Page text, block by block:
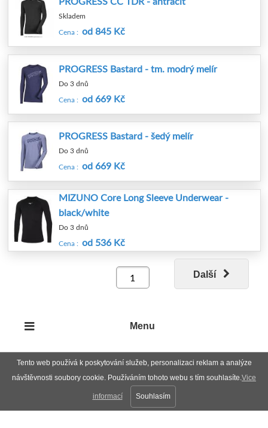
Tento web používá k poskytování služeb, personalizaci reklam a analýze
návštěvnosti soubory cookie. Používáním tohoto webu s tím souhlasíte.Vice
informací Souhlasím
Skladem
Cena : od 845 Kč
PROGRESS Bastard - tm. modrý melír
Do 3 dnů
Cena : od 669 Kč
PROGRESS Bastard - šedý melír
Do 3 dnů
Cena : od 669 Kč
MIZUNO Core Long Sleeve Underwear -
black/white
Do 3 dnů
Cena : od 536 Kč
Další
Menu